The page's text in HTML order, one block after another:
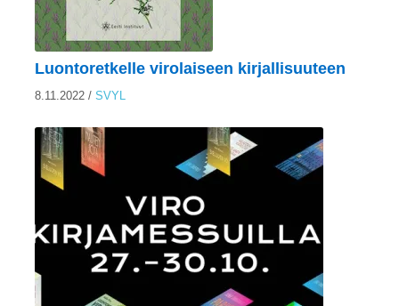
Luontoretkelle virolaiseen kirjallisuuteen
8.11.2022/ SVYL